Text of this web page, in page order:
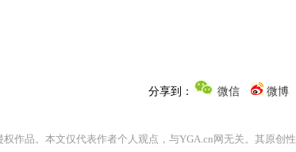
分享到： 微信
微博
作品。本文仅代表作者个人观点，与YGA.cn网无关。其原创性